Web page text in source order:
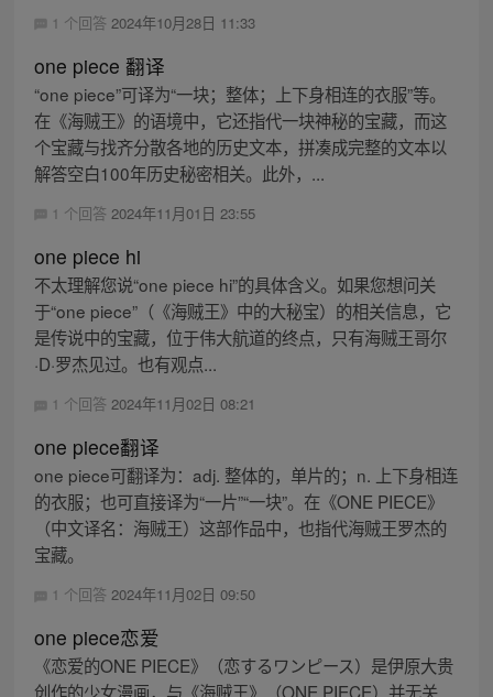
1 个回答 2024年10月28日 11:33
one piece 翻译
“one piece”可译为“一块；整体；上下身相连的衣服”等。
在《海贼王》的语境中，它还指代一块神秘的宝藏，而这
个宝藏与找齐分散各地的历史文本，拼凑成完整的文本以
解答空白100年历史秘密相关。此外，...
1 个回答 2024年11月01日 23:55
one piece hi
不太理解您说“one piece hi”的具体含义。如果您想问关
于“one piece”（《海贼王》中的大秘宝）的相关信息，它
是传说中的宝藏，位于伟大航道的终点，只有海贼王哥尔
·D·罗杰见过。也有观点...
1 个回答 2024年11月02日 08:21
one piece翻译
one piece可翻译为：adj. 整体的，单片的；n. 上下身相连
的衣服；也可直接译为“一片”“一块”。在《ONE PIECE》
（中文译名：海贼王）这部作品中，也指代海贼王罗杰的
宝藏。
1 个回答 2024年11月02日 09:50
one piece恋爱
《恋爱的ONE PIECE》（恋するワンピース）是伊原大贵
创作的少女漫画，与《海贼王》（ONE PIECE）并无关